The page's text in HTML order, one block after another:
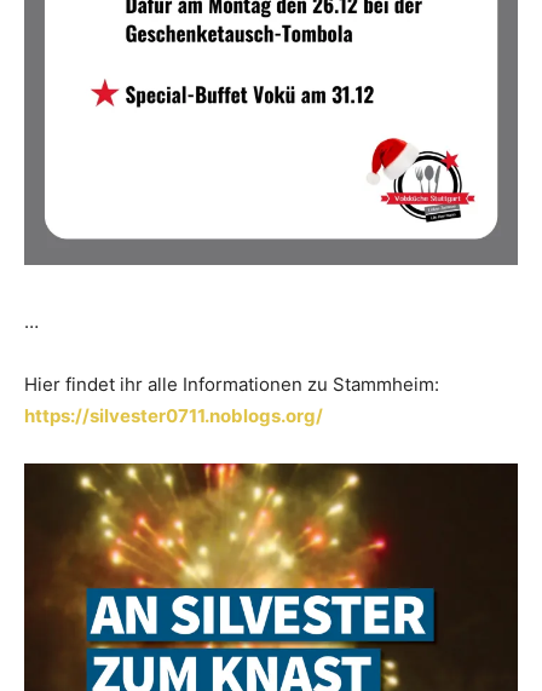
…
Hier findet ihr alle Informationen zu Stammheim:
https://silvester0711.noblogs.org/